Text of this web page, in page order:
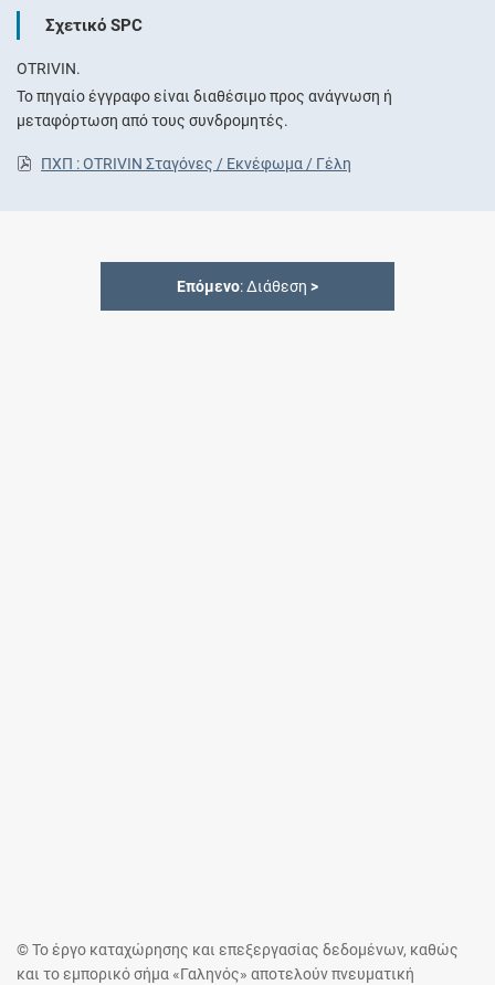
Σχετικό SPC
OTRIVIN.
Το πηγαίο έγγραφο είναι διαθέσιμο προς ανάγνωση ή
μεταφόρτωση από τους συνδρομητές.
ΠΧΠ : OTRIVIN Σταγόνες / Εκνέφωμα / Γέλη
Επόμενο: Διάθεση >
© Το έργο καταχώρησης και επεξεργασίας δεδομένων, καθώς
και το εμπορικό σήμα «Γαληνός» αποτελούν πνευματική